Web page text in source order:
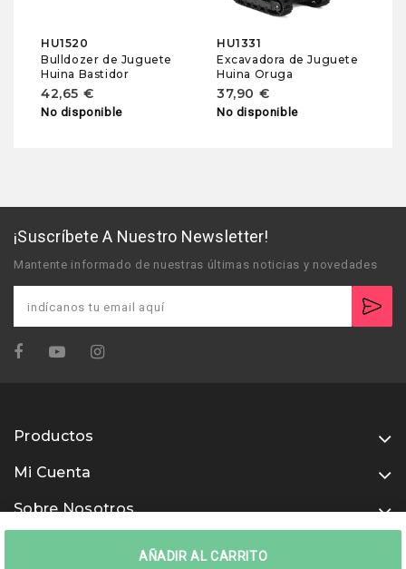
AÑADIR AL CARRITO
HU1520
Bulldozer de Juguete
Huina Bastidor
42,65 €
No disponible
HU1331
Excavadora de Juguete
Huina Oruga
37,90 €
No disponible
¡Suscríbete A Nuestro Newsletter!
Mantente informado de nuestras últimas noticias y novedades
Productos
Mi Cuenta
Sobre Nosotros
Usamos métodos de pago seguros